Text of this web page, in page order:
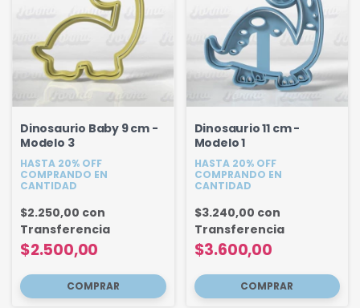
Dinosaurio Baby 9 cm -
Modelo 3
HASTA 20% OFF
COMPRANDO EN
CANTIDAD
$2.500,00
$2.250,00 con
Transferencia
Dinosaurio 11 cm -
Modelo 1
HASTA 20% OFF
COMPRANDO EN
CANTIDAD
$3.600,00
$3.240,00 con
Transferencia